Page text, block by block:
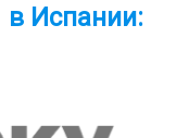
в Испании: